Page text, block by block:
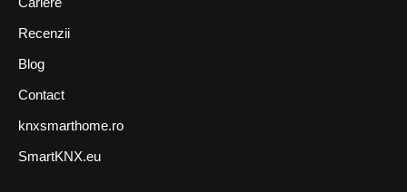
Recenzii
Blog
Contact
knxsmarthome.ro
SmartKNX.eu